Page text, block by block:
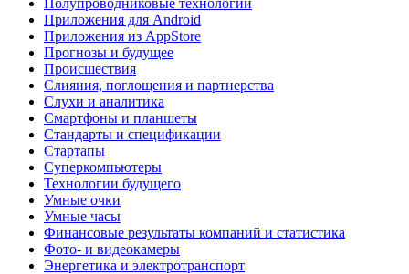
Приложения для Android
Приложения из AppStore
Прогнозы и будущее
Происшествия
Слияния, поглощения и партнерства
Слухи и аналитика
Смартфоны и планшеты
Стандарты и спецификации
Стартапы
Суперкомпьютеры
Технологии будущего
Умные очки
Умные часы
Финансовые результаты компаний и статистика
Фото- и видеокамеры
Энергетика и электротранспорт